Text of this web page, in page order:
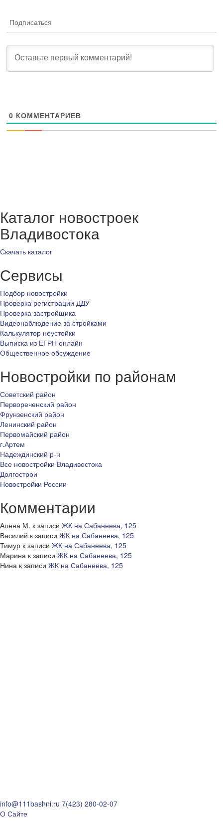
Подписаться
0 КОММЕНТАРИЕВ
Каталог новостроек
Владивостока
Скачать каталог
Сервисы
Подбор новостройки
Проверка регистрации ДДУ
Проверка застройщика
Видеонаблюдение за стройками
Калькулятор неустойки
Выписка из ЕГРН онлайн
Общественное обсуждение
Новостройки по районам
Советский район
Первореченский район
Фрунзенский район
Ленинский район
Первомайский район
г.Артем
Надеждинский р-н
Все новостройки Владивостока
Долгострои
Новостройки России
Комментарии
Алена М. к записи ЖК на Сабанеева, 125
Василий к записи ЖК на Сабанеева, 125
Тимур к записи ЖК на Сабанеева, 125
Марина к записи ЖК на Сабанеева, 125
Нина к записи ЖК на Сабанеева, 125
info@111bashni.ru 7(423) 280-02-07
О Сайте